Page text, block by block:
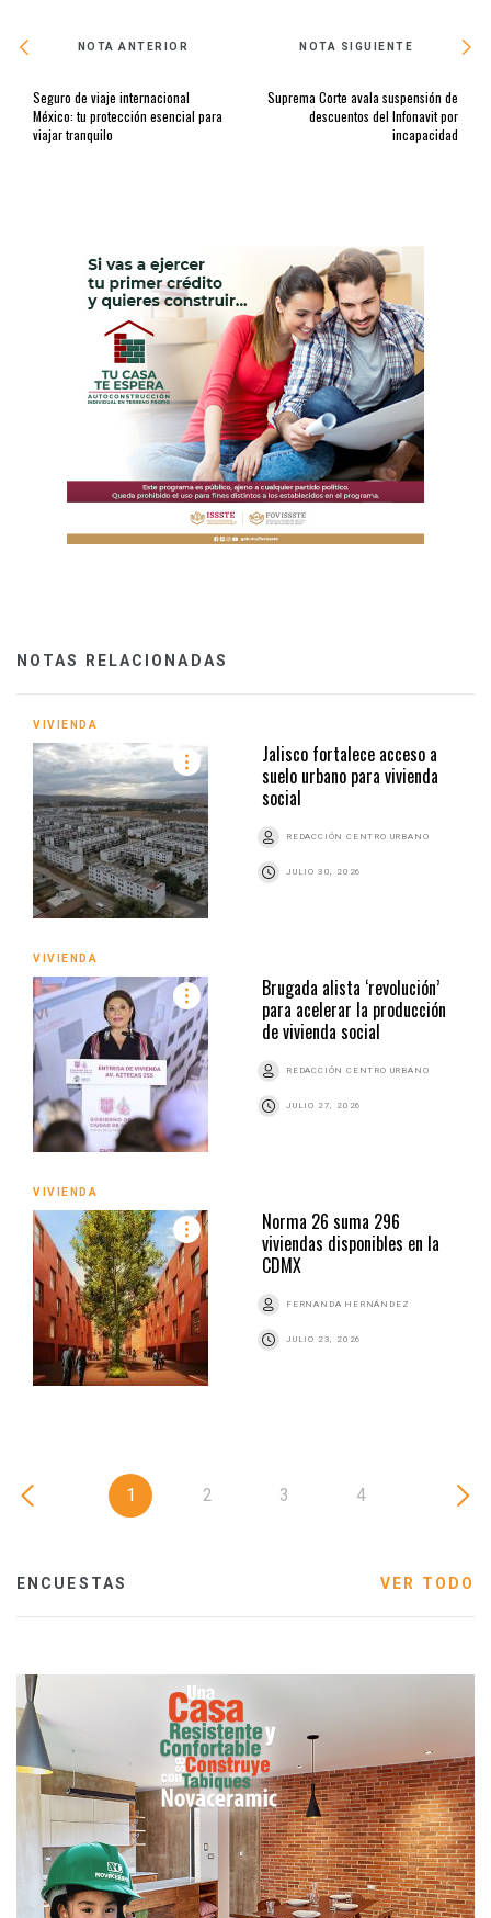
NOTA ANTERIOR
Seguro de viaje internacional
México: tu protección esencial para
viajar tranquilo
NOTA SIGUIENTE
Suprema Corte avala suspensión de
descuentos del Infonavit por
incapacidad
NOTAS RELACIONADAS
VIVIENDA
Jalisco fortalece acceso a
suelo urbano para vivienda
social
REDACCIÓN CENTRO URBANO
JULIO 30, 2026
VIVIENDA
Brugada alista ‘revolución’
para acelerar la producción
de vivienda social
REDACCIÓN CENTRO URBANO
JULIO 27, 2026
VIVIENDA
Norma 26 suma 296
viviendas disponibles en la
CDMX
FERNANDA HERNÁNDEZ
JULIO 23, 2026
1 2 3 4
ENCUESTAS VER TODO